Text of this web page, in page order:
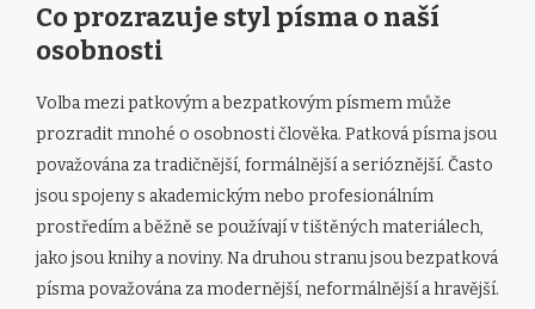
Co prozrazuje styl písma o naší
osobnosti
Volba mezi patkovým a bezpatkovým písmem může
prozradit mnohé o osobnosti člověka. Patková písma jsou
považována za tradičnější, formálnější a serióznější. Často
jsou spojeny s akademickým nebo profesionálním
prostředím a běžně se používají v tištěných materiálech,
jako jsou knihy a noviny. Na druhou stranu jsou bezpatková
písma považována za modernější, neformálnější a hravější.